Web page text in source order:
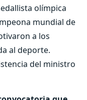
olímpica
mundial de
a los
al deporte.
del ministro